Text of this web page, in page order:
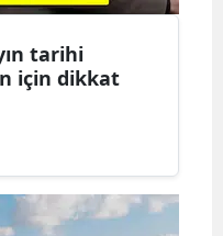
tarihi
için dikkat